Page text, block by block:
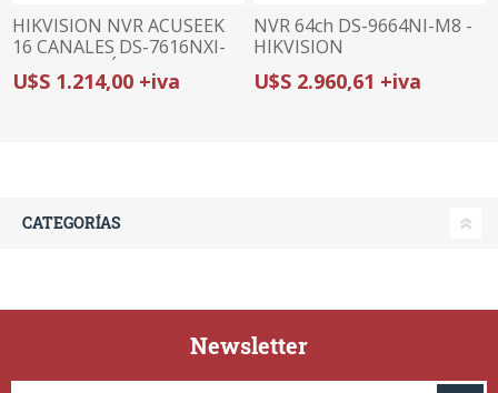
HIKVISION NVR ACUSEEK
16 CANALES DS-7616NXI-
I2/VPro | BÚSQUEDA POR
TEXTO LIBRE |
U$S 1.214,00 +iva
NVR 64ch DS-9664NI-M8 -
HIKVISION
U$S 2.960,61 +iva
CATEGORÍAS
Newsletter